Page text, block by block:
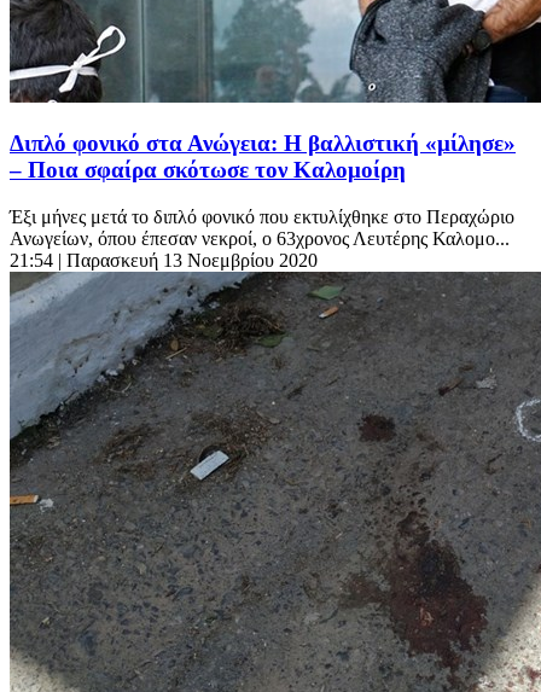
Διπλό φονικό στα Ανώγεια: Η βαλλιστική «μίλησε»
– Ποια σφαίρα σκότωσε τον Καλομοίρη
Έξι μήνες μετά το διπλό φονικό που εκτυλίχθηκε στο Περαχώριο
Ανωγείων, όπου έπεσαν νεκροί, ο 63χρονος Λευτέρης Καλομο...
21:54 | Παρασκευή 13 Νοεμβρίου 2020